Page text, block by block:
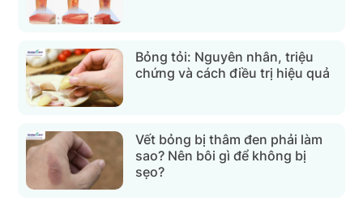
Bỏng tỏi: Nguyên nhân, triệu
chứng và cách điều trị hiệu quả
Vết bỏng bị thâm đen phải làm
sao? Nên bôi gì để không bị
sẹo?